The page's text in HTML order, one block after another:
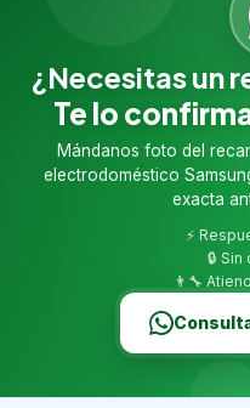
¿Necesitas un
Te lo
Mándanos foto del
electrodoméstico
exacta
⚡
🔒
👨‍🔧